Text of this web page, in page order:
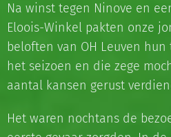
Na winst tegen Ninove en
Eloois-Winkel pakten onze
beloften van OH Leuven
het seizoen en die zege
aantal kansen gerust
Het waren nochtans de